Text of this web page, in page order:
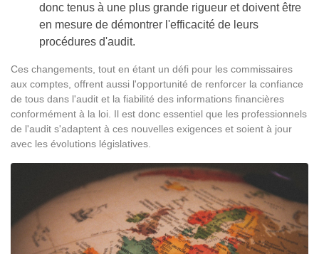
donc tenus à une plus grande rigueur et doivent être
en mesure de démontrer l'efficacité de leurs
procédures d'audit.
Ces changements, tout en étant un défi pour les commissaires
aux comptes, offrent aussi l'opportunité de renforcer la confiance
de tous dans l'audit et la fiabilité des informations financières
conformément à la loi. Il est donc essentiel que les professionnels
de l'audit s'adaptent à ces nouvelles exigences et soient à jour
avec les évolutions législatives.